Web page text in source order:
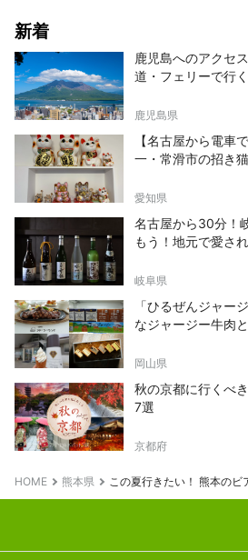
新着
鹿児島へのアクセ
道・フェリーで行
鹿児島県
【名古屋から電車
一・常滑市の招き
愛知県
名古屋から30分！
もう！地元で愛さ
岐阜県
「ひるぜんジャー
なジャージー牛肉
岡山県
秋の京都に行くべ
7選
京都府
HOME 熊本県 この夏行きたい！ 熊本の